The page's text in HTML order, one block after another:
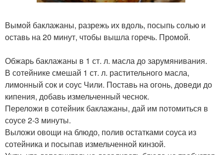
Вымой баклажаны, разрежь их вдоль, посыпь солью и
оставь на 20 минут, чтобы вышла горечь. Промой.
Обжарь баклажаны в 1 ст. л. масла до зарумянивания.
В сотейнике смешай 1 ст. л. растительного масла,
лимонный сок и соус Чили. Поставь на огонь, доведи до
кипения, добавь измельченный чеснок.
Переложи в сотейник баклажаны, дай им потомиться в
соусе 2-3 минуты.
Выложи овощи на блюдо, полив остатками соуса из
сотейника и посыпав измельченной кинзой.